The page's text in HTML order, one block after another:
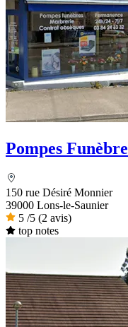
Pompes
150 rue Désiré Monnier
39000 Lons-le-Saunier
5 /5 (2 avis)
top notes